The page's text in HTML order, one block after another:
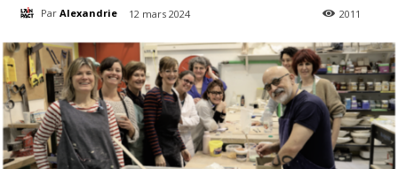
Par Alexandrie 12 mars 2024 2011